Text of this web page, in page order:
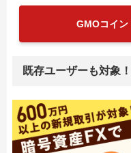
GMOコイン
既存ユーザーも対象！